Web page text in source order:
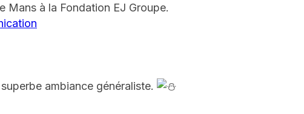
Mans à la Fondation EJ Groupe.
ambiance généraliste.